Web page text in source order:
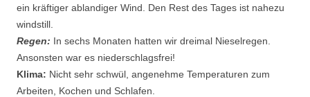
ein kräftiger ablandiger Wind. Den Rest des Tages ist nahezu
windstill.
Regen: In sechs Monaten hatten wir dreimal Nieselregen.
Ansonsten war es niederschlagsfrei!
Klima: Nicht sehr schwül, angenehme Temperaturen zum
Arbeiten, Kochen und Schlafen.